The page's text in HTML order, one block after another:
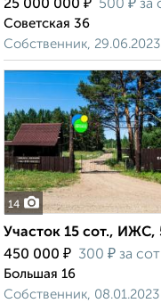
25 000 000 ₽ 500 ₽ за
Советская 36
Собственник, 29.06.2023
14
Участок 15 сот., ИЖС,
450 000 ₽ 300 ₽ за
Большая 16
Собственник, 08.01.2023